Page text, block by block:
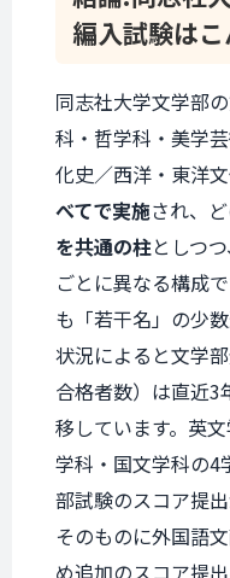
編入試験は
同志社大学文学部
科・哲学科・美学
化史／西洋・東洋
べてで実施され、
を共通の柱としつ
ごとに異なる構成
も「若干名」の少
状況によると文学
合格者数）は直近3
移しています。英
学科・国文学科の4
部試験のスコア提
そのものに外国語
め追加のスコア提